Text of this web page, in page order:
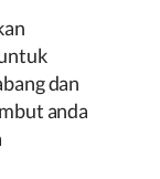
dan
anda